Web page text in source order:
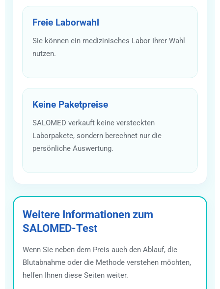
Freie Laborwahl
Sie können ein medizinisches Labor Ihrer Wahl
nutzen.
Keine Paketpreise
SALOMED verkauft keine versteckten
Laborpakete, sondern berechnet nur die
persönliche Auswertung.
Weitere Informationen zum
SALOMED-Test
Wenn Sie neben dem Preis auch den Ablauf, die
Blutabnahme oder die Methode verstehen möchten,
helfen Ihnen diese Seiten weiter.